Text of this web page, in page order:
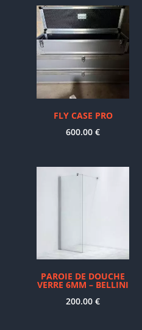
FLY CASE PRO
600.00 €
PAROIE DE DOUCHE
VERRE 6MM – BELLINI
200.00 €